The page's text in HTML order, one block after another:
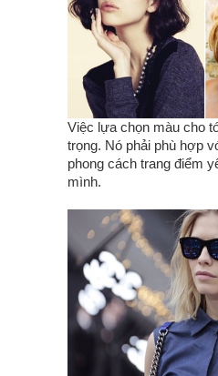
Việc lựa chọn màu cho
trọng. Nó phải phù hợp
phong cách trang điểm
mình.